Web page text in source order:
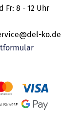
Fr: 8 - 12 Uhr
ko.de